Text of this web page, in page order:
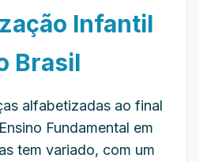
Infantil
Brasil
alfabetizadas ao final
Fundamental em
tem variado, com um